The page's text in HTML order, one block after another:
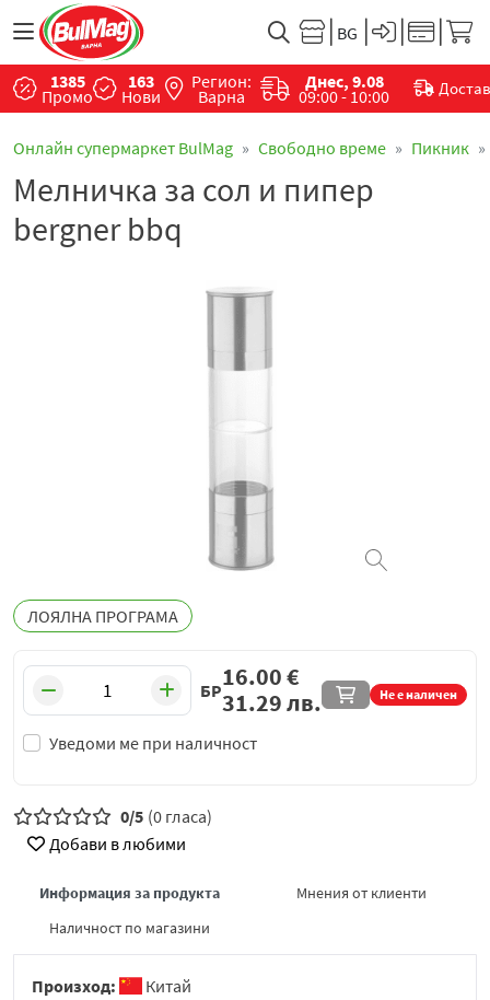
1385
Промо
163
Нови
Регион:
Варна
Днес, 9.08
09:00 - 10:00
Онлайн супермаркет BulMag Свободно време Пикник
Мелничка за сол и пипер
bergner bbq
ЛОЯЛНА ПРОГРАМА
БР Не е наличен
Уведоми ме при наличност
16.00€
31.29лв.
0/5 (0 гласа)
Добави в любими
Информация за продукта
Мнения от клиенти
Наличност по магазини
Произход:
Китай